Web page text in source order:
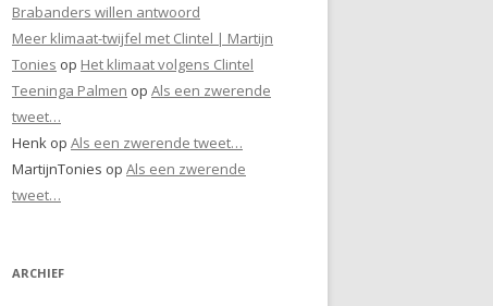
Brabanders willen antwoord
Meer klimaat-twijfel met Clintel | Martijn
Tonies op Het klimaat volgens Clintel
Teeninga Palmen op Als een zwerende
tweet…
Henk op Als een zwerende tweet…
MartijnTonies op Als een zwerende
tweet…
ARCHIEF